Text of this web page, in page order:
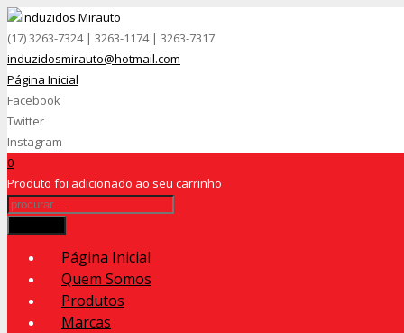
(17) 3263-7324 | 3263-1174 | 3263-7317
induzidosmirauto@hotmail.com
Página Inicial
Facebook
Twitter
Instagram
0
Produto foi adicionado ao seu carrinho
Página Inicial
Quem Somos
Produtos
Marcas